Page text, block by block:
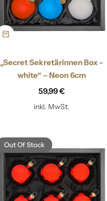
„Secret Sekretärinnen Box -
white“ – Neon 6cm
59,99€
inkl. MwSt.
Out Of Stock